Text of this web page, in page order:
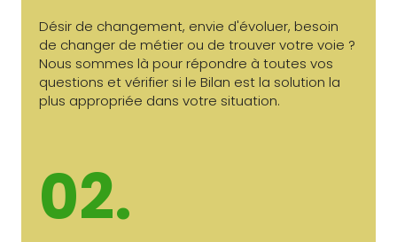
Désir de changement, envie d'évoluer, besoin
de changer de métier ou de trouver votre voie ?
Nous sommes là pour répondre à toutes vos
questions et vérifier si le Bilan est la solution la
plus appropriée dans votre situation.
02.